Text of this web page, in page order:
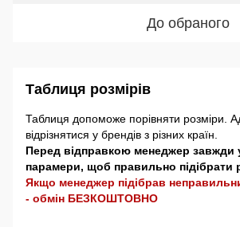
До обраного
Таблиця розмірів
Таблиця допоможе порівняти розміри.
відрізнятися у брендів з різних країн.
Перед відправкою менеджер завжди
парамери, щоб правильно підібрати
Якщо менеджер підібрав
- обмін БЕЗКОШТОВНО